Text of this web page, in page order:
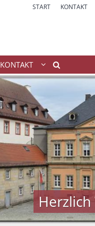
START KONTAKT
KONTAKT